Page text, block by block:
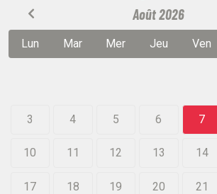
Août 2026
Lun Mar Mer Jeu Ven
3 4 5 6 7
10 11 12 13 14
17 18 19 20 21